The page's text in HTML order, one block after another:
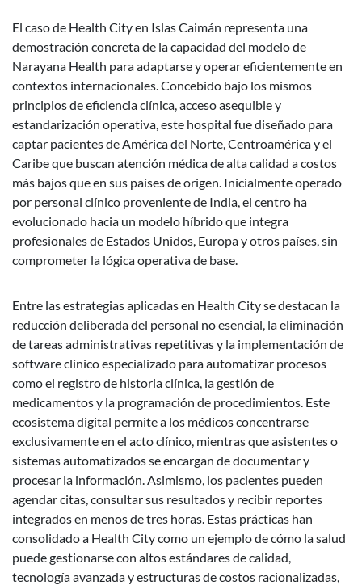
El caso de Health City en Islas Caimán representa una
demostración concreta de la capacidad del modelo de
Narayana Health para adaptarse y operar eficientemente en
contextos internacionales. Concebido bajo los mismos
principios de eficiencia clínica, acceso asequible y
estandarización operativa, este hospital fue diseñado para
captar pacientes de América del Norte, Centroamérica y el
Caribe que buscan atención médica de alta calidad a costos
más bajos que en sus países de origen. Inicialmente operado
por personal clínico proveniente de India, el centro ha
evolucionado hacia un modelo híbrido que integra
profesionales de Estados Unidos, Europa y otros países, sin
comprometer la lógica operativa de base.
Entre las estrategias aplicadas en Health City se destacan la
reducción deliberada del personal no esencial, la eliminación
de tareas administrativas repetitivas y la implementación de
software clínico especializado para automatizar procesos
como el registro de historia clínica, la gestión de
medicamentos y la programación de procedimientos. Este
ecosistema digital permite a los médicos concentrarse
exclusivamente en el acto clínico, mientras que asistentes o
sistemas automatizados se encargan de documentar y
procesar la información. Asimismo, los pacientes pueden
agendar citas, consultar sus resultados y recibir reportes
integrados en menos de tres horas. Estas prácticas han
consolidado a Health City como un ejemplo de cómo la salud
puede gestionarse con altos estándares de calidad,
tecnología avanzada y estructuras de costos racionalizadas,